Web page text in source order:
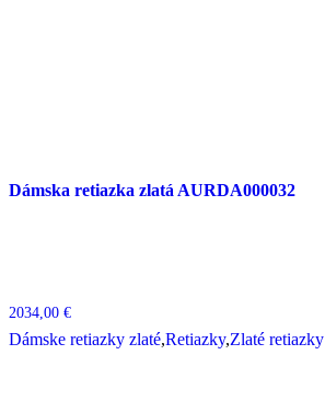
Dámska retiazka zlatá AURDA000032
2034,00 €
Dámske retiazky zlaté,Retiazky,Zlaté retiazky